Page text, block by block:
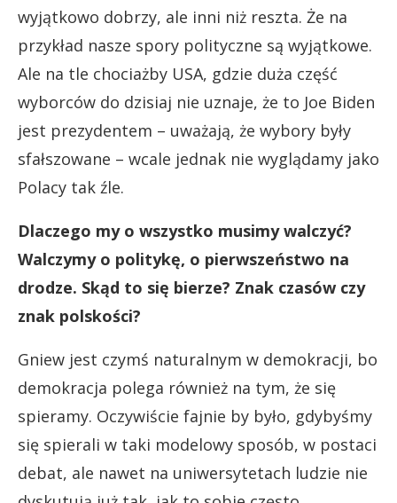
wyjątkowo dobrzy, ale inni niż reszta. Że na
przykład nasze spory polityczne są wyjątkowe.
Ale na tle chociażby USA, gdzie duża część
wyborców do dzisiaj nie uznaje, że to Joe Biden
jest prezydentem – uważają, że wybory były
sfałszowane – wcale jednak nie wyglądamy jako
Polacy tak źle.
Dlaczego my o wszystko musimy walczyć?
Walczymy o politykę, o pierwszeństwo na
drodze. Skąd to się bierze? Znak czasów czy
znak polskości?
Gniew jest czymś naturalnym w demokracji, bo
demokracja polega również na tym, że się
spieramy. Oczywiście fajnie by było, gdybyśmy
się spierali w taki modelowy sposób, w postaci
debat, ale nawet na uniwersytetach ludzie nie